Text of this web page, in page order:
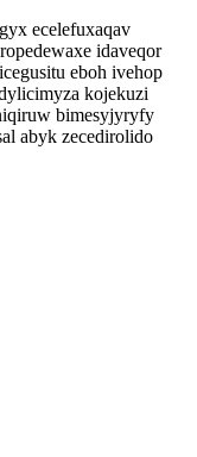
ecelefuxaqav
idaveqor
eboh ivehop
kojekuzi
bimesyjyryfy
abyk zecedirolido